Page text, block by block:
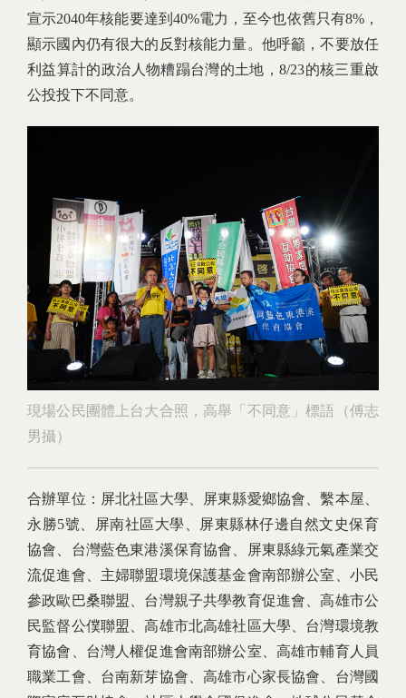
宣示2040年核能要達到40%電力，至今也依舊只有8%，
顯示國內仍有很大的反對核能力量。他呼籲，不要放任
利益算計的政治人物糟蹋台灣的土地，8/23的核三重啟
公投投下不同意。
現場公民團體上台大合照，高舉「不同意」標語（傅志
男攝）
合辦單位：屏北社區大學、屏東縣愛鄉協會、繫本屋、
永勝5號、屏南社區大學、屏東縣林仔邊自然文史保育
協會、台灣藍色東港溪保育協會、屏東縣綠元氣產業交
流促進會、主婦聯盟環境保護基金會南部辦公室、小民
參政歐巴桑聯盟、台灣親子共學教育促進會、高雄市公
民監督公僕聯盟、高雄市北高雄社區大學、台灣環境教
育協會、台灣人權促進會南部辦公室、高雄市輔育人員
職業工會、台南新芽協會、高雄市心家長協會、台灣國